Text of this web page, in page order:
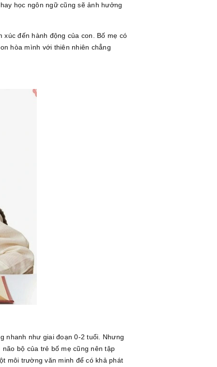
học ngôn ngữ cũng sẽ ảnh hưởng
đến hành động của con. Bố mẹ có
hòa mình với thiên nhiên chẳng
nhanh như giai đoạn 0-2 tuổi. Nhưng
bộ của trẻ bố mẹ cũng nên tập
môi trường văn minh để có khả phát